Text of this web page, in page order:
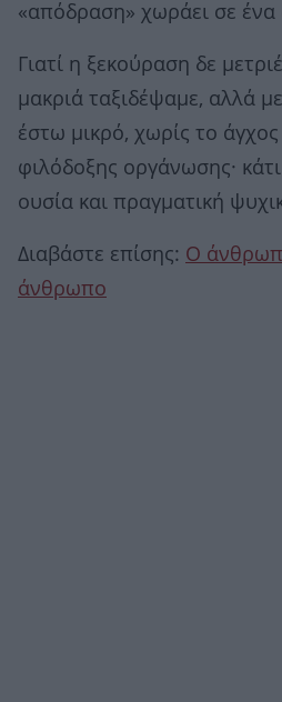
«απόδραση» χωράει σε ένα
Γιατί η ξεκούραση δε
μακριά ταξιδέψαμε, αλλά
έστω μικρό, χωρίς το άγχος
φιλόδοξης οργάνωσης·
ουσία και πραγματική
Διαβάστε επίσης: Ο
άνθρωπο